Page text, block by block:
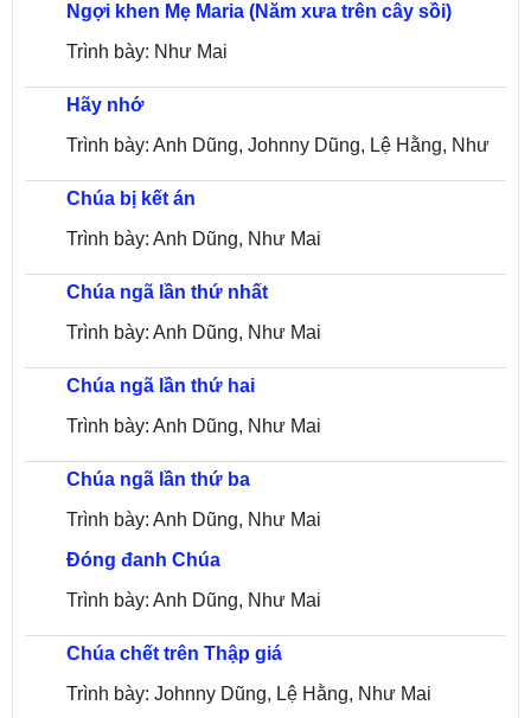
Ngợi khen Mẹ Maria (Năm xưa trên cây sồi)
Trình bày: Như Mai
Hãy nhớ
Trình bày: Anh Dũng, Johnny Dũng, Lệ Hằng, Như
Mai
Chúa bị kết án
Trình bày: Anh Dũng, Như Mai
Chúa ngã lần thứ nhất
Trình bày: Anh Dũng, Như Mai
Chúa ngã lần thứ hai
Trình bày: Anh Dũng, Như Mai
Chúa ngã lần thứ ba
Trình bày: Anh Dũng, Như Mai
Đóng đanh Chúa
Trình bày: Anh Dũng, Như Mai
Chúa chết trên Thập giá
Trình bày: Johnny Dũng, Lệ Hằng, Như Mai